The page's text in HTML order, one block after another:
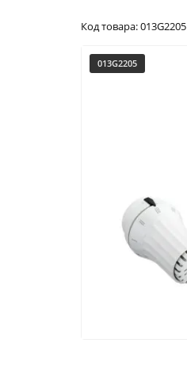
Код товара: 013G2205
013G2205